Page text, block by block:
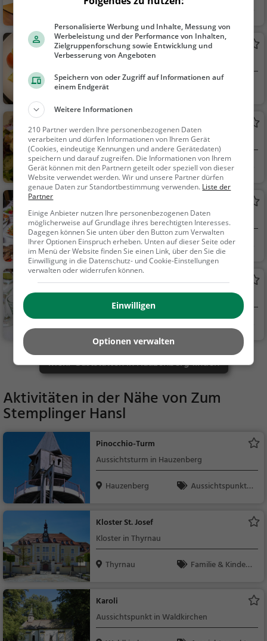
Hauzenberg
dessen, Mittagessen
Piazza
Italienisches Restaurant in Hauzenberg
Hauzenberg
ndessen, Vegetarisc
h, Mediterran
Gidibauer
Deutsches Restaurant in Hauzenberg
Hauzenberg
Restaurant, Deuts
ch, Mittagessen, Abe
ndessen, Europäisch
Restaurant in Hauzenberg
Hauzenberg
Restaurant, Aben
dessen, Mittagessen
Landgasthof Anetseder
Restaurant in Hauzenberg
Hauzenberg
Restaurant, Aben
dessen, Mittagessen
Mehr Gaststätten in Hauzenberg finden
Aktivitäten in der Nähe vonZum
Stemplinger Hansl
Pinocchio-Turm
Aussichtsturm in Hauzenberg
Hauzenberg
Aussichtspunkt, F
Kloster St. Josef
Kloster in Thyrnau
Thyrnau
Familie & Kinder,
Karoli
Aussichtspunkt in Waldkirchen
Personalisierte Werbung und Inhalte, Messung von
Werbeleistung und der Performance von Inhalten,
Zielgruppenforschung sowie Entwicklung und
Verbesserung von Angeboten
Speichern von oder Zugriff auf Informationen auf
einem Endgerät
Weitere Informationen
210 Partner werden Ihre personenbezogenen Daten
verarbeiten und dürfen Informationen von Ihrem Gerät
(Cookies, eindeutige Kennungen und andere Gerätedaten)
speichern und darauf zugreifen. Die Informationen von Ihrem
Gerät können mit den Partnern geteilt oder speziell von dieser
Website verwendet werden. Wir und unsere Partner dürfen
genaue Daten zur Standortbestimmung verwenden. Liste der
Partner
Einige Anbieter nutzen Ihre personenbezogenen Daten
möglicherweise auf Grundlage ihres berechtigten Interesses.
Dagegen können Sie unten über den Button zum Verwalten
Ihrer Optionen Einspruch erheben. Unten auf dieser Seite oder
im Menü der Website finden Sie einen Link, über den Sie die
Einwilligung in die Datenschutz- und Cookie-Einstellungen
verwalten oder widerrufen können.
Einwilligen
Optionen verwalten